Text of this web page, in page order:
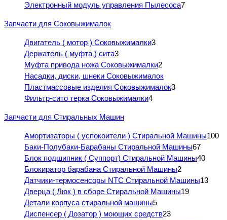
Электронный модуль управления Пылесоса7
Запчасти для Соковыжималок
Двигатель ( мотор ) Соковыжималки3
Держатель ( муфта ) сита3
Муфта привода ножа Соковыжималки2
Насадки, диски, шнеки Соковыжималок
Пластмассовые изделия Соковыжималок3
Фильтр-сито терка Соковыжималки4
Запчасти для Стиральных Машин
Амортизаторы ( успокоители ) Стиральной Машины100
Баки-Полубаки-Барабаны Стиральной Машины67
Блок подшипник ( Суппорт) Стиральной Машины40
Блокиратор барабана Стиральной Машины2
Датчики-термосенсоры NTC Стиральной Машины13
Дверца ( Люк ) в сборе Стиральной Машины19
Детали корпуса стиральной машины5
Диспенсер ( Дозатор ) моющих средств23